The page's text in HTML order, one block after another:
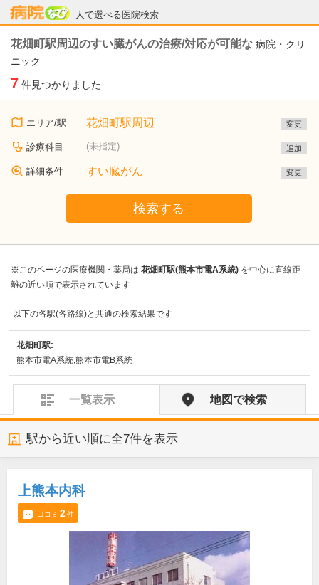
人で選べる医院検索
病院なび
花畑町駅周辺のすい臓がんの治療/対応が可能な 病院・クリ
ニック
7 件見つかりました
エリア/駅 花畑町駅周辺 変更
診療科目 (未指定) 追加
詳細条件 すい臓がん 変更
検索する
※このページの医療機関・薬局は 花畑町駅(熊本市電A系統) を中心に直線距
離の近い順で表示されています
以下の各駅(各路線)と共通の検索結果です
花畑町駅:
熊本市電A系統,熊本市電B系統
一覧表示 地図で検索
駅から近い順に全7件を表示
上熊本内科
口コミ 2件